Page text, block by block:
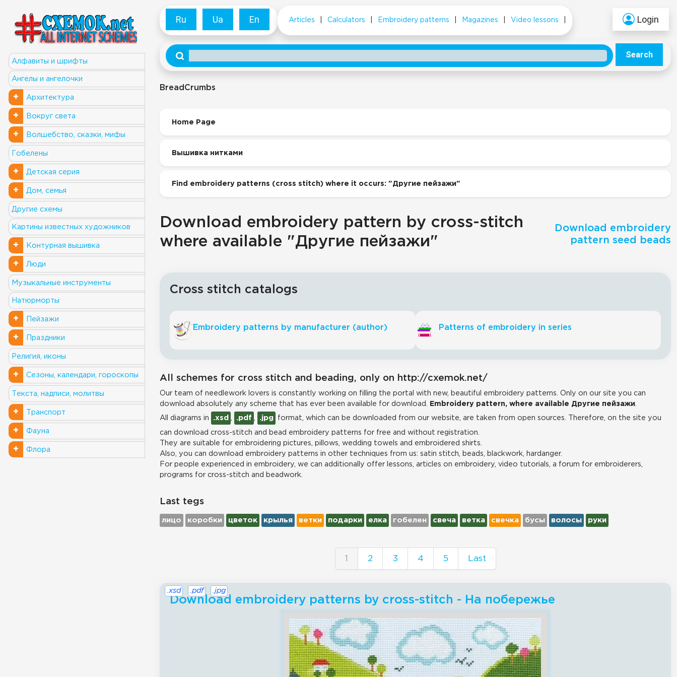
Алфавиты и шрифты
Ангелы и ангелочки
+ Архитектура
+ Вокруг света
+ Волшебство, сказки, мифы
Гобелены
+ Детская серия
+ Дом, семья
Другие схемы
Картины известных художников
+ Контурная вышивка
+ Люди
Музыкальные инструменты
Натюрморты
+ Пейзажи
+ Праздники
Религия, иконы
+ Сезоны, календари, гороскопы
Текста, надписи, молитвы
+ Транспорт
+ Фауна
+ Флора
Ru Ua En Articles Calculators Embroidery patterns Magazines Video lessons Login
Search
BreadCrumbs
Home Page
Вышивка нитками
Find embroidery patterns (cross stitch) where it occurs: "Другие пейзажи"
Download embroidery pattern by cross-stitch
where available "Другие пейзажи"
Download embroidery
pattern seed beads
Cross stitch catalogs
Embroidery patterns by manufacturer (author) Patterns of embroidery in series
All schemes for cross stitch and beading, only on http://cxemok.net/
Our team of needlework lovers is constantly working on filling the portal with new, beautiful embroidery patterns. Only on our site you can
download absolutely any scheme that has ever been available for download.
Embroidery pattern, where available Другие пейзажи
All diagrams in .xsd .pdf .jpg format, which can be downloaded from our website, are taken from open sources. Therefore, on the site you
can download cross-stitch and bead embroidery patterns for free and without registration.
They are suitable for embroidering pictures, pillows, wedding towels and embroidered shirts.
Also, you can download embroidery patterns in other techniques from us: satin stitch, beads, blackwork, hardanger.
For people experienced in embroidery, we can additionally offer lessons, articles on embroidery, video tutorials, a forum for embroiderers,
programs for cross-stitch and beadwork.
Last tegs
лицо коробки цветок крылья ветки подарки елка гобелен свеча ветка свечка бусы волосы руки
1 2 3 4 5 Last
Download embroidery patterns by cross-stitch - На побережье
.xsd .pdf .jpg